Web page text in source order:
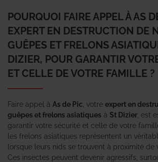
POURQUOI FAIRE APPEL À AS
EXPERT EN DESTRUCTION DE
GUÊPES ET FRELONS
DIZIER, POUR GARANTIR
ET CELLE DE VOTRE FAMILLE ?
Faire appel à As de Pic , votre expert en
guêpes et frelons asiatiques à St Dizier , est
garantir votre sécurité et celle de votre
les frelons asiatiques représentent un
lorsque leurs nids se trouvent à proximité de
Ces insectes peuvent devenir agressifs,